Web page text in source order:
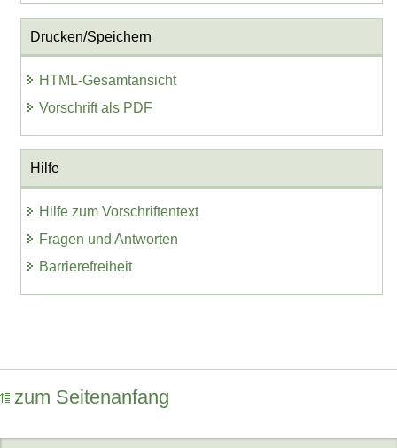
Drucken/Speichern
HTML-Gesamtansicht
Vorschrift als PDF
Hilfe
Hilfe zum Vorschriftentext
Fragen und Antworten
Barrierefreiheit
zum Seitenanfang